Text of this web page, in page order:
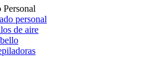
Personal
personal
de aire